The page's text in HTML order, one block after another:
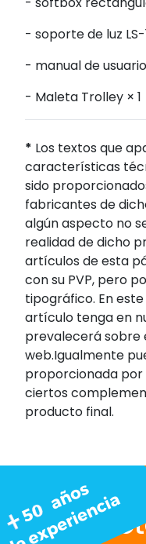
- soporte de luz
- manual de
- Maleta Trolley × 1
* Los textos que
características
sido
fabricantes de
algún aspecto no
realidad de dicho
artículos de esta
con su PVP, pero
tipográfico. En
artículo tenga en
prevalecerá sobre
web.Igualmente
proporcionada
ciertos
producto final.
Nos